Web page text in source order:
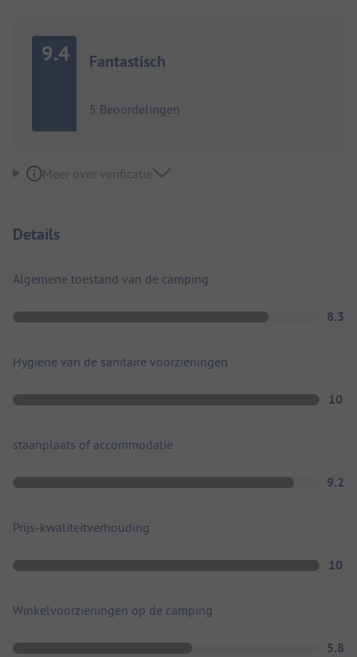
9.4 Fantastisch
5 Beoordelingen
Meer over verificatie
Details
Algemene toestand van de camping
8.3
Hygiëne van de sanitaire voorzieningen
10
staanplaats of accommodatie
9.2
Prijs-kwaliteitverhouding
10
Winkelvoorzieningen op de camping
5.8